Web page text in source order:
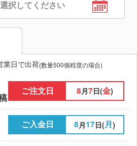
業日で出荷(数量500個程度の場合)
ご注文日 8月7日(金)
ご入金日 8 月17日(月)